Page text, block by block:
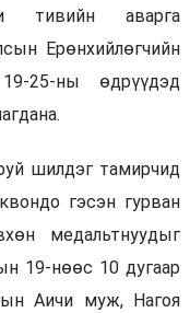
тивийн аварга
Ерөнхийлөгчийн
25-ны өдрүүдэд
шилдэг тамирчид
гэсэн гурван
медальтнуудыг
19-нөөс 10 дугаар
Аичи муж, Нагоя